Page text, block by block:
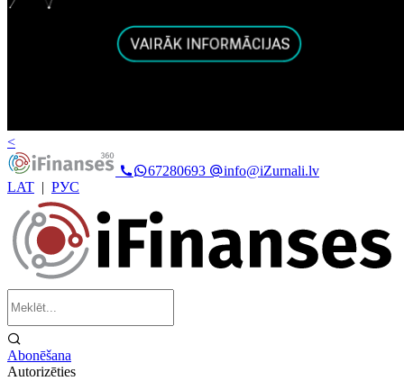
<
67280693
info@iZurnali.lv
LAT | РУС
Abonēšana
Autorizēties